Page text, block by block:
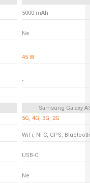
5000 mAh
Ne
45 W
-
Samsung Galaxy
5G, 4G, 3G, 2G
WiFi, NFC, GPS, Bluetooth
USB-C
Ne